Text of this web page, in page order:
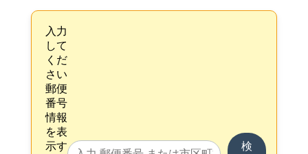
入力
して
くだ
さい
郵便
番号
情報
を表
示す
検